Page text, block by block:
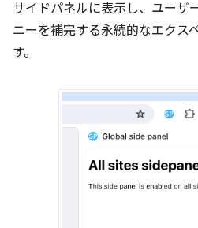
サイドパネルに表示し、ユーザ
ニーを補完する永続的なエクス
す。